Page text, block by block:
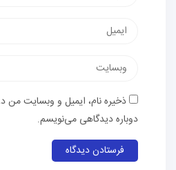
ذخیره نام، ایمیل و وبسایت من
دوباره دیدگاهی می‌نویسم.